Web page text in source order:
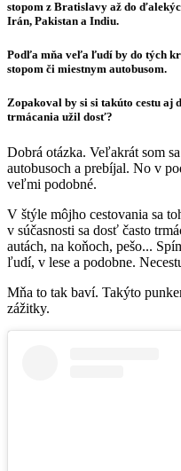
stopom z Bratislavy až do
Irán, Pakistan a Indiu.
Podľa mňa veľa ľudí by do tých
stopom či miestnym autobusom.
Zopakoval by si si takúto cestu aj
trmácania užil dosť?
Dobrá otázka. Veľakrát som
autobusoch a prebíjal. No v
veľmi podobné.
V štýle môjho cestovania sa
v súčasnosti sa dosť často
autách, na koňoch, pešo...
ľudí, v lese a podobne.
Mňa to tak baví. Takýto
zážitky.